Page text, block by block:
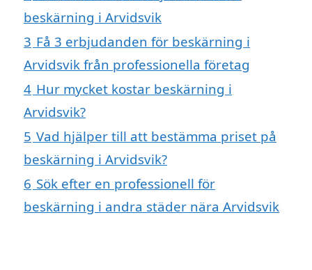
beskärning i Arvidsvik
3 Få 3 erbjudanden för beskärning i
Arvidsvik från professionella företag
4 Hur mycket kostar beskärning i
Arvidsvik?
5 Vad hjälper till att bestämma priset på
beskärning i Arvidsvik?
6 Sök efter en professionell för
beskärning i andra städer nära Arvidsvik